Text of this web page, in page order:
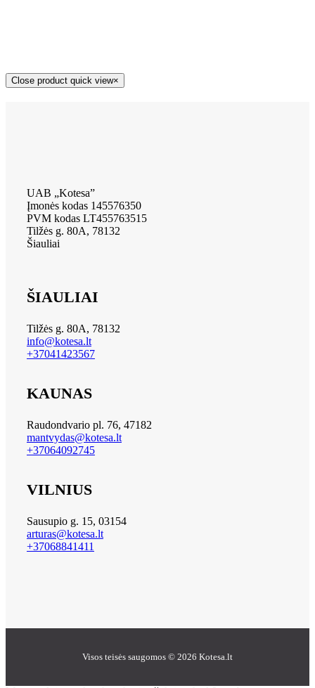
Close product quick view×
UAB „Kotesa”
Įmonės kodas 145576350
PVM kodas LT455763515
Tilžės g. 80A, 78132
Šiauliai
ŠIAULIAI
Tilžės g. 80A, 78132
info@kotesa.lt
+37041423567
KAUNAS
Raudondvario pl. 76, 47182
mantvydas@kotesa.lt
+37064092745
VILNIUS
Sausupio g. 15, 03154
arturas@kotesa.lt
+37068841411
Visos teisės saugomos © 2026 Kotesa.lt